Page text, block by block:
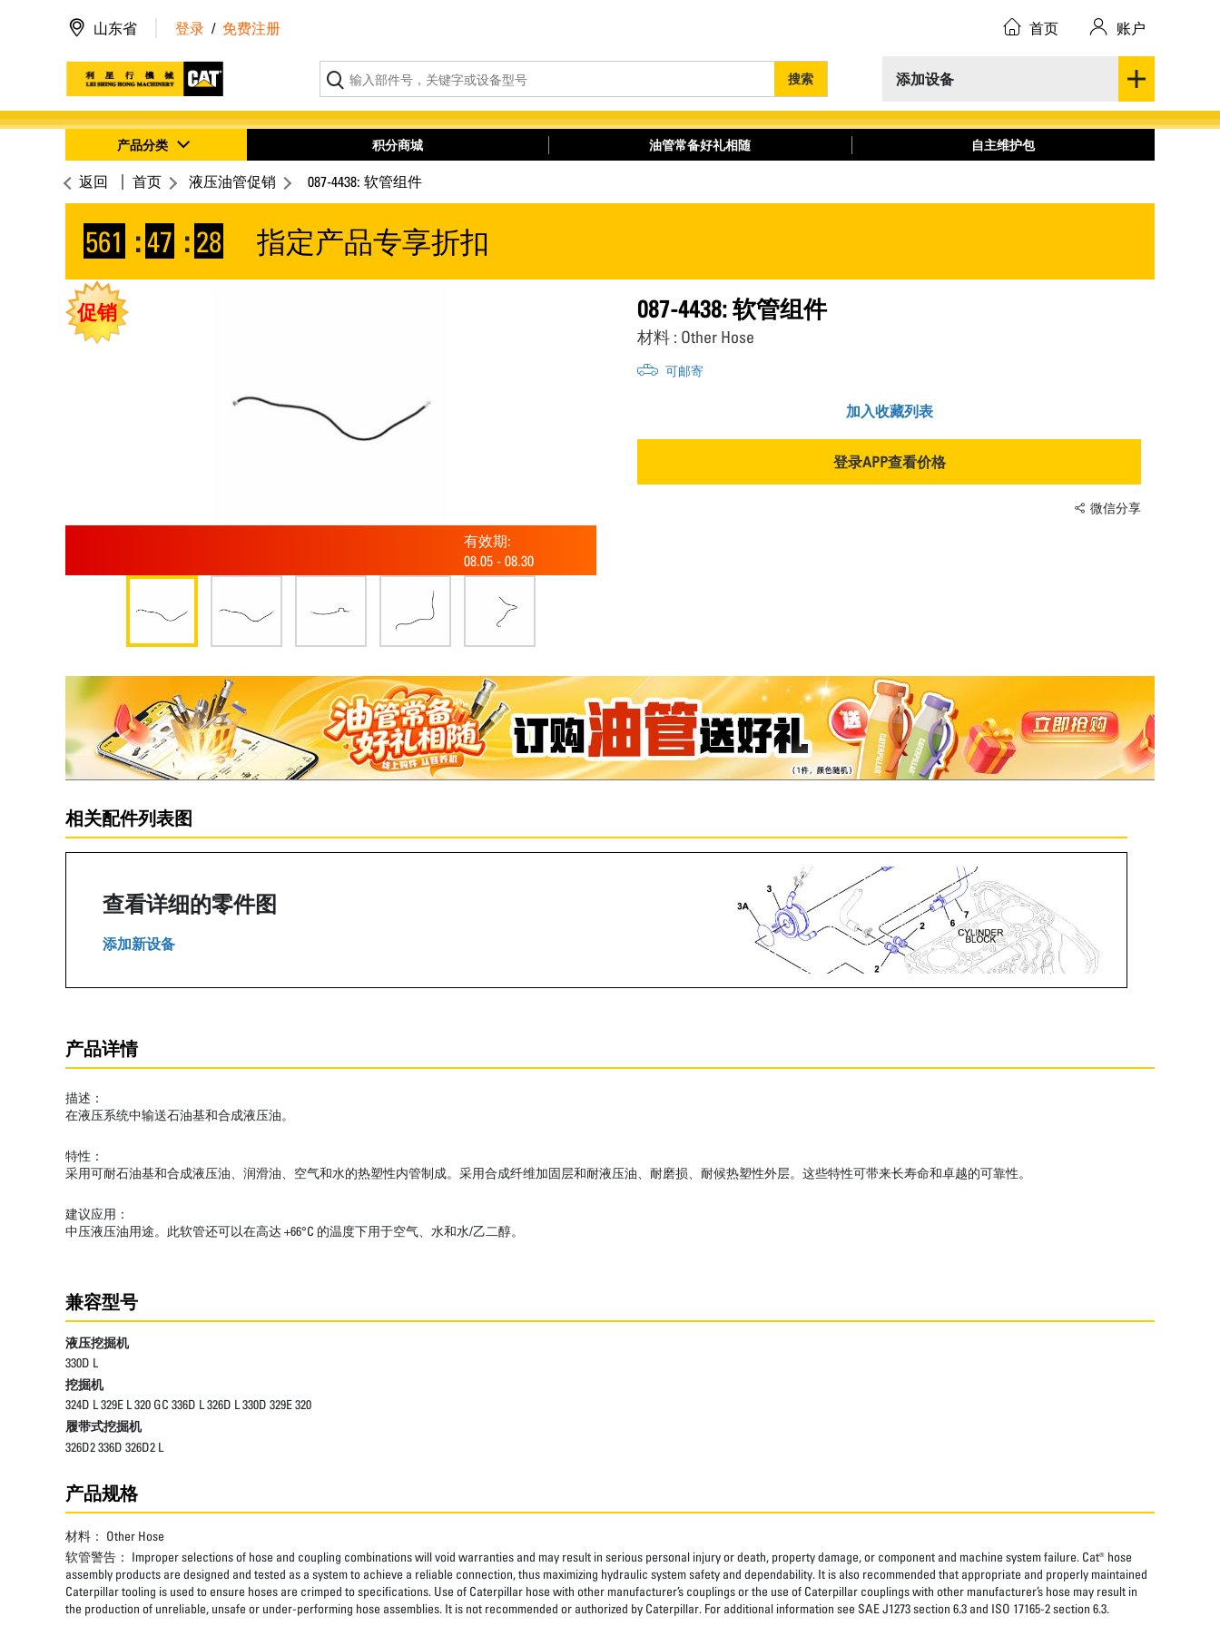
添加设备
搜索
山东省 登录 / 免费注册 首页 账户
产品分类 积分商城 油管常备好礼相随 自主维护包
返回 首页 液压油管促销 087-4438: 软管组件
561 :47 : 28 指定产品专享折扣
促销
有效期:
08.05 - 08.30
087-4438: 软管组件
材料 : Other Hose
可邮寄
加入收藏列表
登录APP查看价格
微信分享
相关配件列表图
查看详细的零件图
添加新设备
产品详情
描述：
在液压系统中输送石油基和合成液压油。
特性：
采用可耐石油基和合成液压油、润滑油、空气和水的热塑性内管制成。采用合成纤维加固层和耐液压油、耐磨损、耐候热塑性外层。这些特性可带来长寿命和卓越的可靠性。
建议应用：
中压液压油用途。此软管还可以在高达 +66°C 的温度下用于空气、水和水/乙二醇。
兼容型号
液压挖掘机
330D L
挖掘机
324D L 329E L 320 GC 336D L 326D L 330D 329E 320
履带式挖掘机
326D2 336D 326D2 L
产品规格
材料： Other Hose
软管警告： Improper selections of hose and coupling combinations will void warranties and may result in serious personal injury or death, property damage, or component and machine system failure. Cat® hose
assembly products are designed and tested as a system to achieve a reliable connection, thus maximizing hydraulic system safety and dependability. It is also recommended that appropriate and properly maintained
Caterpillar tooling is used to ensure hoses are crimped to specifications. Use of Caterpillar hose with other manufacturer’s couplings or the use of Caterpillar couplings with other manufacturer’s hose may result in
the production of unreliable, unsafe or under-performing hose assemblies. It is not recommended or authorized by Caterpillar. For additional information see SAE J1273 section 6.3 and ISO 17165-2 section 6.3.